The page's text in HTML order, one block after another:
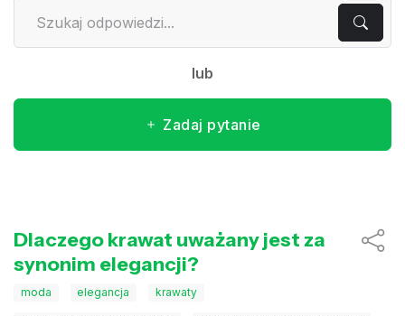
lub
Zadaj pytanie
Dlaczego krawat uważany jest za
synonim elegancji?
moda elegancja krawaty